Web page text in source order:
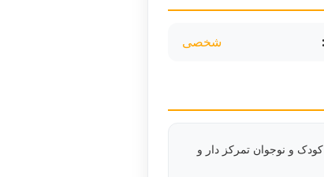
شخصی
و نوجوان تمرکز دار و